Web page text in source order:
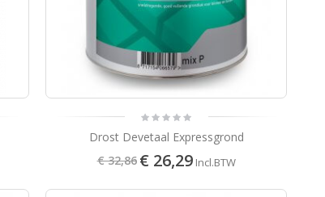
Drost Devetaal Expressgrond
€ 32,86 € 26,29 Incl.BTW